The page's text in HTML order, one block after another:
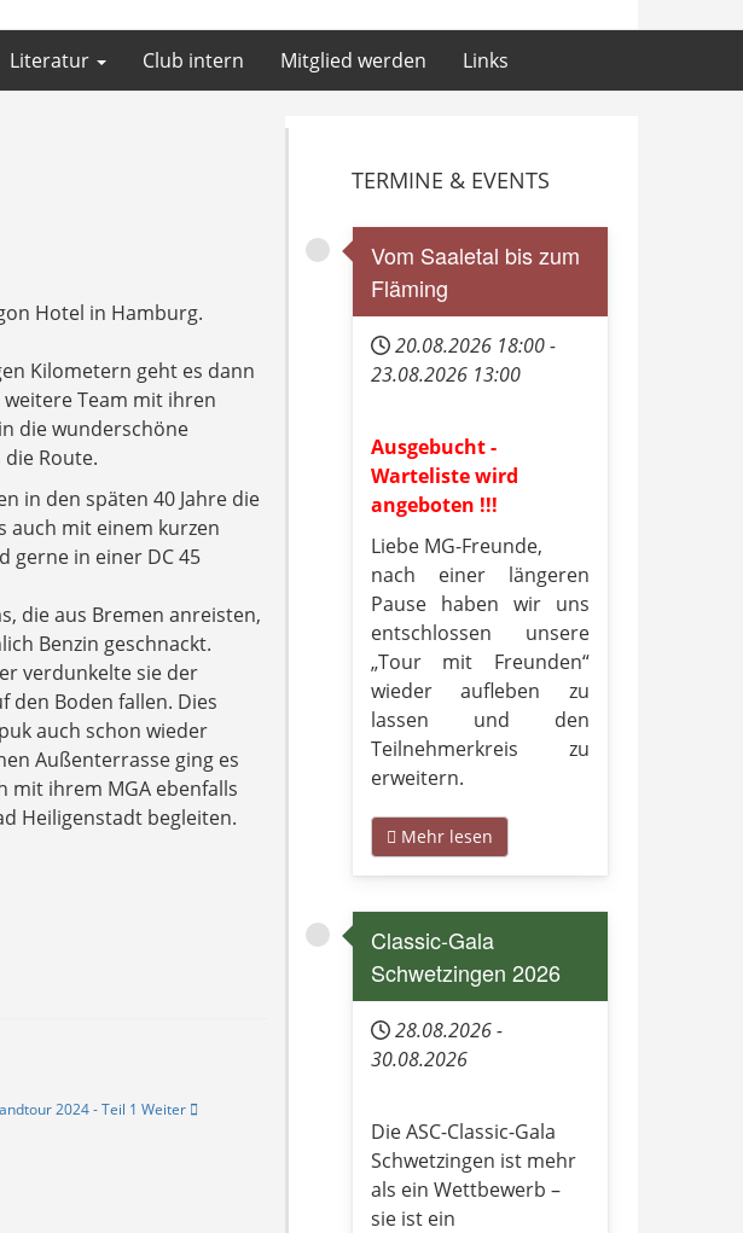
Literatur Club intern Mitglied werden Links
Hotel in Hamburg.
Kilometern geht es dann
Team mit ihren
die wunderschöne
Route.
in den späten 40 Jahre die
auch mit einem kurzen
gerne in einer DC 45
die aus Bremen anreisten,
Benzin geschnackt.
verdunkelte sie der
den Boden fallen. Dies
auch schon wieder
Außenterrasse ging es
mit ihrem MGA ebenfalls
Heiligenstadt begleiten.
2024 - Teil 1 Weiter
TERMINE & EVENTS
Vom Saaletal bis zum
Fläming
20.08.2026 18:00 -
23.08.2026 13:00
Ausgebucht -
Warteliste wird
angeboten !!!
Liebe MG-Freunde,
nach einer längeren
Pause haben wir uns
entschlossen unsere
„Tour mit Freunden“
wieder aufleben zu
lassen und den
Teilnehmerkreis zu
erweitern.
Mehr lesen
Classic-Gala
Schwetzingen 2026
28.08.2026 -
30.08.2026
Die ASC-Classic-Gala
Schwetzingen ist mehr
als ein Wettbewerb –
sie ist ein